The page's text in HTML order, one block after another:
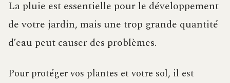
La pluie est essentielle pour le développement
de votre jardin, mais une trop grande quantité
d’eau peut causer des problèmes.
Pour protéger vos plantes et votre sol, il est